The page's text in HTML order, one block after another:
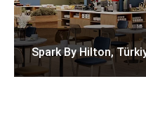
Spark By Hilton,